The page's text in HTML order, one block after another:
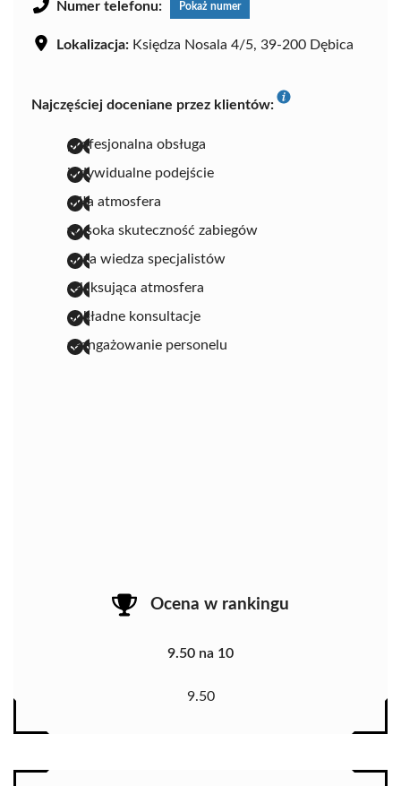
Numer telefonu: Pokaż numer
Lokalizacja: Księdza Nosala 4/5, 39-200 Dębica
Najczęściej doceniane przez klientów:
profesjonalna obsługa
indywidualne podejście
miła atmosfera
wysoka skuteczność zabiegów
duża wiedza specjalistów
relaksująca atmosfera
dokładne konsultacje
zaangażowanie personelu
Ocena w rankingu
9.50 na 10
9.50